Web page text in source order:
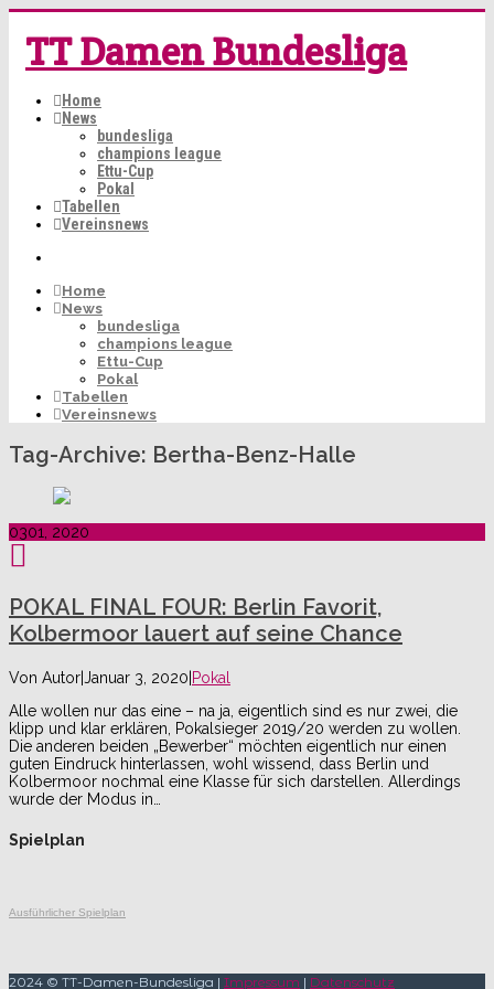
TT Damen Bundesliga
Home
News
bundesliga
champions league
Ettu-Cup
Pokal
Tabellen
Vereinsnews
Home
News
bundesliga
champions league
Ettu-Cup
Pokal
Tabellen
Vereinsnews
Tag-Archive: Bertha-Benz-Halle
0301, 2020
POKAL FINAL FOUR: Berlin Favorit,
Kolbermoor lauert auf seine Chance
Von Autor|Januar 3, 2020|Pokal
Alle wollen nur das eine – na ja, eigentlich sind es nur zwei, die
klipp und klar erklären, Pokalsieger 2019/20 werden zu wollen.
Die anderen beiden „Bewerber“ möchten eigentlich nur einen
guten Eindruck hinterlassen, wohl wissend, dass Berlin und
Kolbermoor nochmal eine Klasse für sich darstellen. Allerdings
wurde der Modus in…
Spielplan
Ausführlicher Spielplan
2024 © TT-Damen-Bundesliga | Impressum | Datenschutz